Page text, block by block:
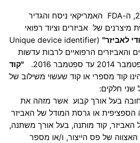
בחודש ספטמבר 2013, ה-FDA האמריקאי ניסח והגדיר
מיצרנים של אביזרים וציוד רפואי
לאביזר" (Unique device identifier
והאביזרים הרפואיים לרבות עדשות
2016.
"קוד
קוד מספרי או קוד שעשוי משילוב של
שני חלקים:
חובה בעל אורך קבוע אשר מזהה את
הספציפית או גרסת המודל של האביזר
של האביזר, קוד מותנה, בעל אורך משתנה,
של פס הייצור, ו/או מספר